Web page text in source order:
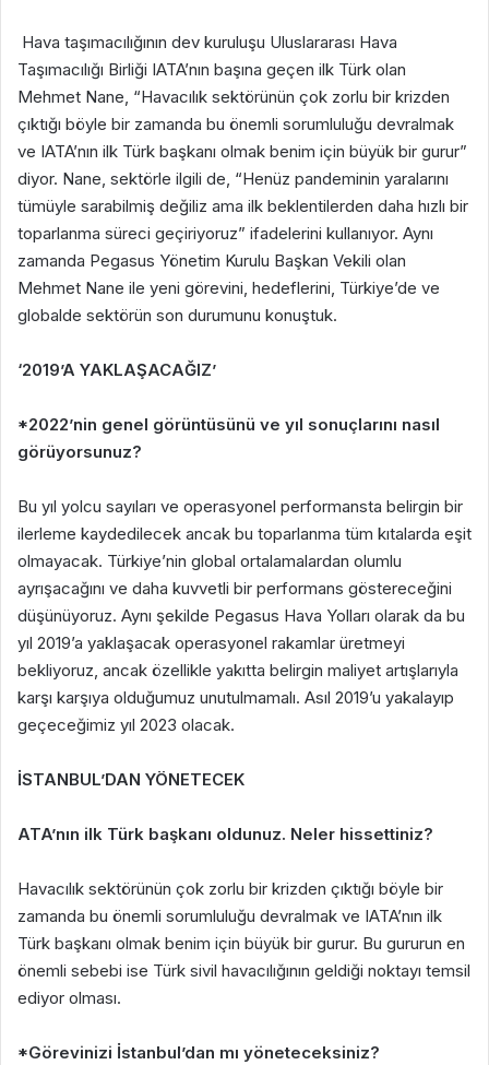
Hava taşımacılığının dev kuruluşu Uluslararası Hava
Taşımacılığı Birliği IATA’nın başına geçen ilk Türk olan
Mehmet Nane, “Havacılık sektörünün çok zorlu bir krizden
çıktığı böyle bir zamanda bu önemli sorumluluğu devralmak
ve IATA’nın ilk Türk başkanı olmak benim için büyük bir gurur”
diyor. Nane, sektörle ilgili de, “Henüz pandeminin yaralarını
tümüyle sarabilmiş değiliz ama ilk beklentilerden daha hızlı bir
toparlanma süreci geçiriyoruz” ifadelerini kullanıyor. Aynı
zamanda Pegasus Yönetim Kurulu Başkan Vekili olan
Mehmet Nane ile yeni görevini, hedeflerini, Türkiye’de ve
globalde sektörün son durumunu konuştuk.
‘2019’A YAKLAŞACAĞIZ’
*2022’nin genel görüntüsünü ve yıl sonuçlarını nasıl
görüyorsunuz?
Bu yıl yolcu sayıları ve operasyonel performansta belirgin bir
ilerleme kaydedilecek ancak bu toparlanma tüm kıtalarda eşit
olmayacak. Türkiye’nin global ortalamalardan olumlu
ayrışacağını ve daha kuvvetli bir performans göstereceğini
düşünüyoruz. Aynı şekilde Pegasus Hava Yolları olarak da bu
yıl 2019’a yaklaşacak operasyonel rakamlar üretmeyi
bekliyoruz, ancak özellikle yakıtta belirgin maliyet artışlarıyla
karşı karşıya olduğumuz unutulmamalı. Asıl 2019’u yakalayıp
geçeceğimiz yıl 2023 olacak.
İSTANBUL’DAN YÖNETECEK
ATA’nın ilk Türk başkanı oldunuz. Neler hissettiniz?
Havacılık sektörünün çok zorlu bir krizden çıktığı böyle bir
zamanda bu önemli sorumluluğu devralmak ve IATA’nın ilk
Türk başkanı olmak benim için büyük bir gurur. Bu gururun en
önemli sebebi ise Türk sivil havacılığının geldiği noktayı temsil
ediyor olması.
*Görevinizi İstanbul’dan mı yöneteceksiniz?